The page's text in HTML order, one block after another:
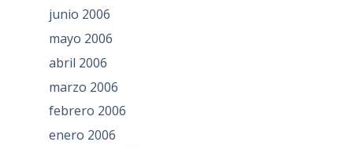
junio 2006
mayo 2006
abril 2006
marzo 2006
febrero 2006
enero 2006